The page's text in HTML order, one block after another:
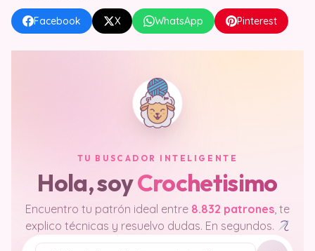
Facebook X WhatsApp Pinterest
TU BUSCADOR INTELIGENTE
Hola, soyCrochetisimo
Encuentro tu patrón ideal entre 8.832 patrones, te
explico técnicas y resuelvo dudas. En segundos.